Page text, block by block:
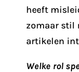
heeft
zomaar stil
artikelen
Welke rol